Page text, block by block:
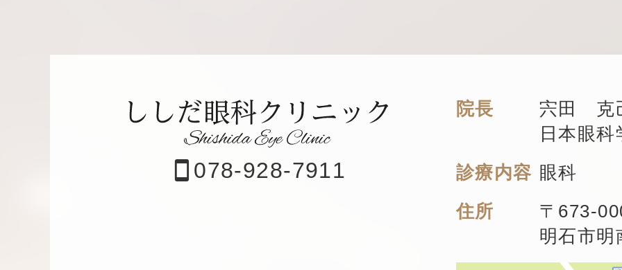
078-928-7911
院長
宍田 克
日本眼
診療内容 眼科
住所
〒673-
明石市明